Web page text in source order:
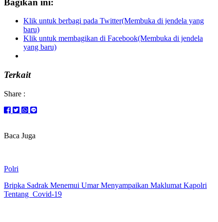
Klik untuk berbagi pada Twitter(Membuka di jendela yang
baru)
Klik untuk membagikan di Facebook(Membuka di jendela
yang baru)
Terkait
Share :
Baca Juga
Polri
Bripka Sadrak Menemui Umar Menyampaikan Maklumat Kapolri
Tentang Covid-19